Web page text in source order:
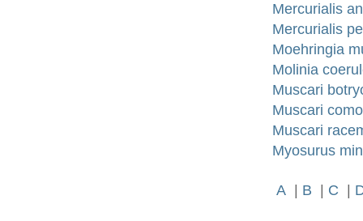
Mercurialis
Mercurialis
Moehringia
Molinia
Muscari
Muscari
Muscari
Myosurus
A B C